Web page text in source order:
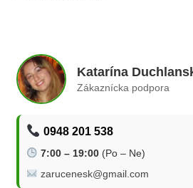
Katarína
Zákaznícka podpora
0948 201 538
7:00 – 19:00 (Po – Ne)
zarucenesk@gmail.com